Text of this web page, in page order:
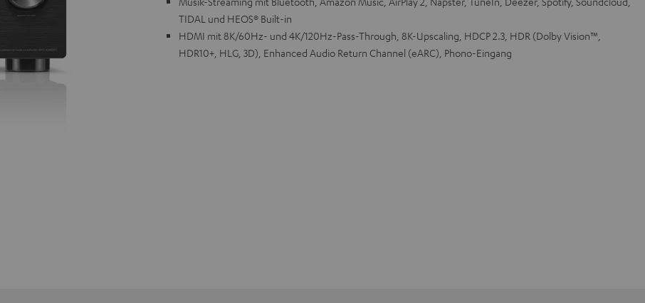
TIDAL und HEOS® Built-in
HDMI mit 8K/60Hz- und 4K/120Hz-Pass-Through, 8K-Upscaling, HDCP 2.3, HDR (Dolby Vision™,
HDR10+, HLG, 3D), Enhanced Audio Return Channel (eARC), Phono-Eingang